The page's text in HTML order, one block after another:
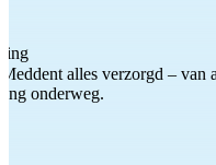
alles verzorgd –
onderweg.